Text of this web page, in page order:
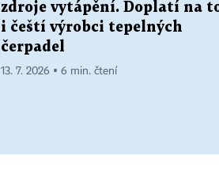
zdroje vytápění. Doplatí na
i čeští výrobci tepelných
čerpadel
13. 7. 2026 ▪ 6 min. čtení